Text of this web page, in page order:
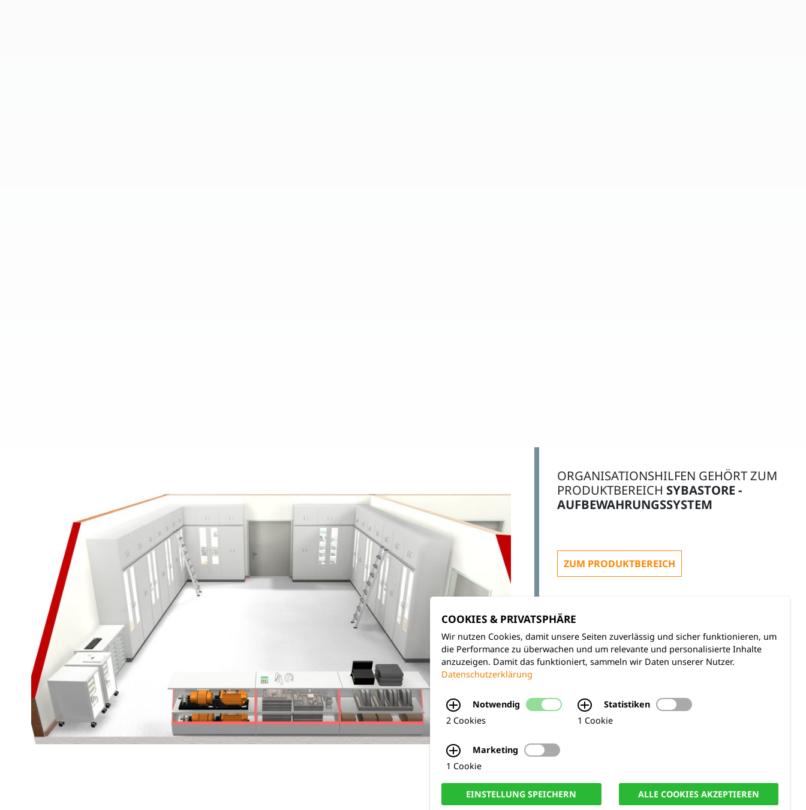
ORGANISATIONSHILFEN GEHÖRT ZUM
PRODUKTBEREICH SYBASTORE -
AUFBEWAHRUNGSSYSTEM
ZUM PRODUKTBEREICH
COOKIES & PRIVATSPHÄRE
Wir nutzen Cookies, damit unsere Seiten zuverlässig und sicher funktionieren, um
die Performance zu überwachen und um relevante und personalisierte Inhalte
anzuzeigen. Damit das funktioniert, sammeln wir Daten unserer Nutzer.
Datenschutzerklärung
Notwendig
2 Cookies
Statistiken
1 Cookie
Marketing
1 Cookie
EINSTELLUNG SPEICHERN ALLE COOKIES AKZEPTIEREN